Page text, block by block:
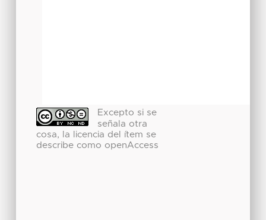
Excepto si se
señala otra
cosa, la licencia del ítem se
describe como openAccess